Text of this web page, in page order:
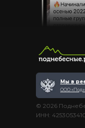
© 2026
Мы в
ООО
ИНН: